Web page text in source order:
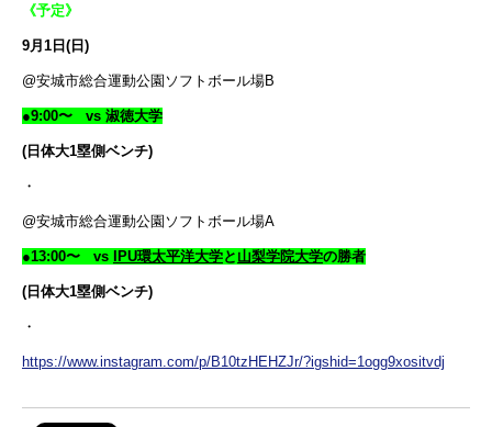
《予定》
9月1日(日)
@安城市総合運動公園ソフトボール場B
●9:00〜 vs 淑徳大学
(日体大1塁側ベンチ)
・
@安城市総合運動公園ソフトボール場A
●13:00〜 vs IPU環太平洋大学と 山梨学院大学の勝者
(日体大1塁側ベンチ)
・
https://www.instagram.com/p/B10tzHEHZJr/?igshid=1ogg9xositvdj